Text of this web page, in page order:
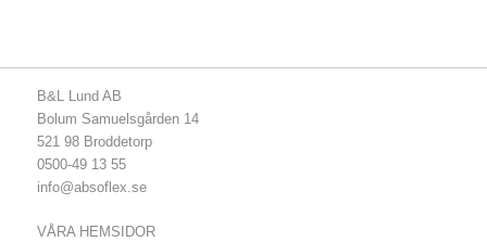
B&L Lund AB
Bolum Samuelsgården 14
521 98 Broddetorp
0500-49 13 55
info@absoflex.se
VÅRA HEMSIDOR